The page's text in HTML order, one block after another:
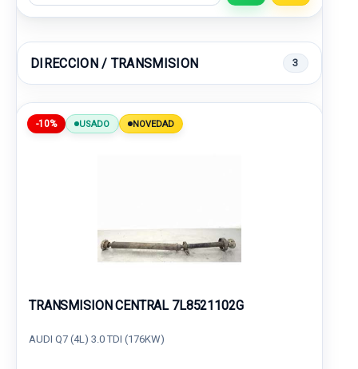
DIRECCION / TRANSMISION 3
-10% USADO NOVEDAD
TRANSMISION CENTRAL 7L8521102G
AUDI Q7 (4L) 3.0 TDI (176KW)